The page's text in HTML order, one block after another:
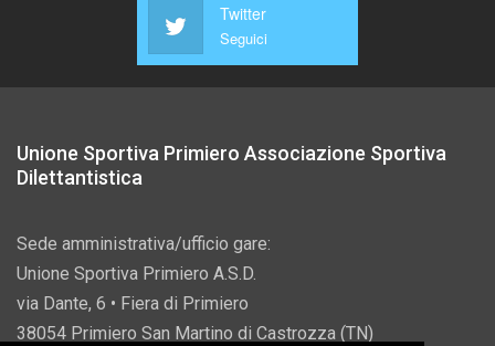
Twitter
Seguici
Unione Sportiva Primiero Associazione Sportiva
Dilettantistica
Sede amministrativa/ufficio gare:
Unione Sportiva Primiero A.S.D.
via Dante, 6 • Fiera di Primiero
38054 Primiero San Martino di Castrozza (TN)